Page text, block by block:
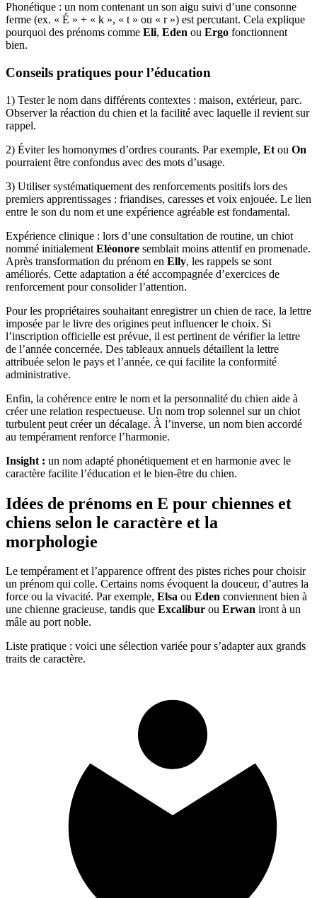
Phonétique : un nom contenant un son aigu suivi d’une consonne
ferme (ex. « É » + « k », « t » ou « r ») est percutant. Cela explique
pourquoi des prénoms comme Eli, Eden ou Ergo fonctionnent
bien.
Conseils pratiques pour l’éducation
1) Tester le nom dans différents contextes : maison, extérieur, parc.
Observer la réaction du chien et la facilité avec laquelle il revient sur
rappel.
2) Éviter les homonymes d’ordres courants. Par exemple, Et ou On
pourraient être confondus avec des mots d’usage.
3) Utiliser systématiquement des renforcements positifs lors des
premiers apprentissages : friandises, caresses et voix enjouée. Le lien
entre le son du nom et une expérience agréable est fondamental.
Expérience clinique : lors d’une consultation de routine, un chiot
nommé initialement Eléonore semblait moins attentif en promenade.
Après transformation du prénom en Elly, les rappels se sont
améliorés. Cette adaptation a été accompagnée d’exercices de
renforcement pour consolider l’attention.
Pour les propriétaires souhaitant enregistrer un chien de race, la lettre
imposée par le livre des origines peut influencer le choix. Si
l’inscription officielle est prévue, il est pertinent de vérifier la lettre
de l’année concernée. Des tableaux annuels détaillent la lettre
attribuée selon le pays et l’année, ce qui facilite la conformité
administrative.
Enfin, la cohérence entre le nom et la personnalité du chien aide à
créer une relation respectueuse. Un nom trop solennel sur un chiot
turbulent peut créer un décalage. À l’inverse, un nom bien accordé
au tempérament renforce l’harmonie.
Insight : un nom adapté phonétiquement et en harmonie avec le
caractère facilite l’éducation et le bien-être du chien.
Idées de prénoms en E pour chiennes et
chiens selon le caractère et la
morphologie
Le tempérament et l’apparence offrent des pistes riches pour choisir
un prénom qui colle. Certains noms évoquent la douceur, d’autres la
force ou la vivacité. Par exemple, Elsa ou Eden conviennent bien à
une chienne gracieuse, tandis que Excalibur ou Erwan iront à un
mâle au port noble.
Liste pratique : voici une sélection variée pour s’adapter aux grands
traits de caractère.